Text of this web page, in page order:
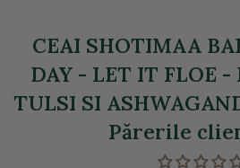
CEAI SHOTIMAA
DAY - LET IT FLOE -
TULSI SI
Părerile